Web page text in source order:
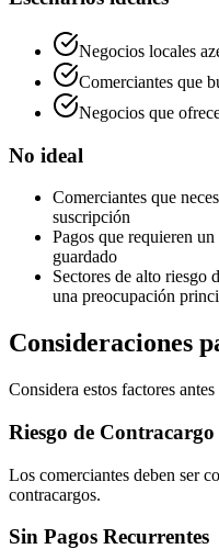
Negocios locales
Comerciantes que
Negocios que
No ideal
Comerciantes que
suscripción
Pagos que requieren
guardado
Sectores de alto riesgo
una preocupación
Consideraciones
Considera estos factores
Riesgo de Contracargo
Los comerciantes deben ser
contracargos.
Sin Pagos Recurrentes